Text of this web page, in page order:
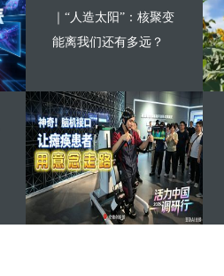
｜“人造太阳”：核聚变
能离我们还有多远？